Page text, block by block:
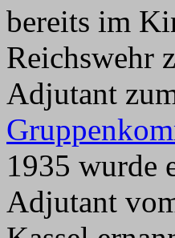
bereits im
Reichswehr
Adjutant
1935 wurde
Adjutant